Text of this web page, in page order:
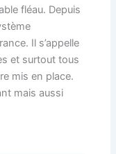
fléau. Depuis
Il s’appelle
et surtout tous
mis en place.
mais aussi